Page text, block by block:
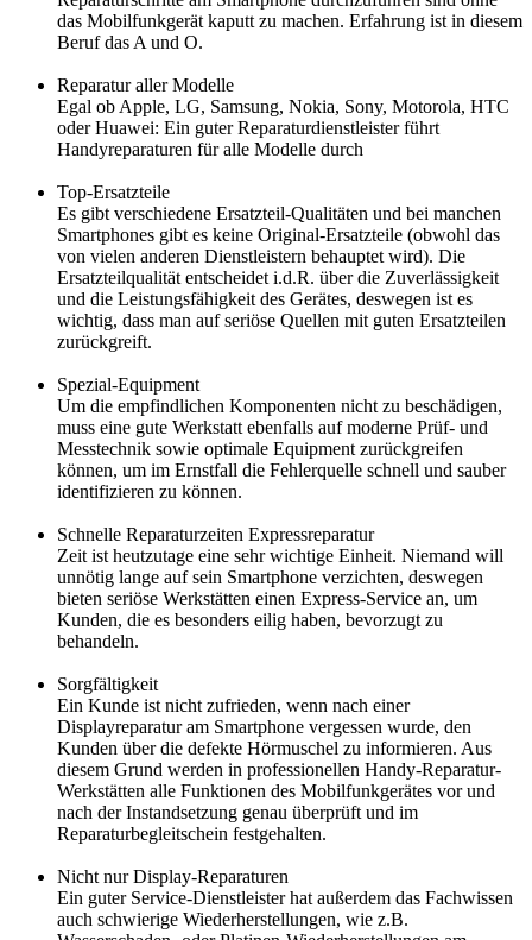
das Mobilfunkgerät kaputt zu machen. Erfahrung ist in diesem
Beruf das A und O.
Reparatur aller Modelle
Egal ob Apple, LG, Samsung, Nokia, Sony, Motorola, HTC
oder Huawei: Ein guter Reparaturdienstleister führt
Handyreparaturen für alle Modelle durch
Top-Ersatzteile
Es gibt verschiedene Ersatzteil-Qualitäten und bei manchen
Smartphones gibt es keine Original-Ersatzteile (obwohl das
von vielen anderen Dienstleistern behauptet wird). Die
Ersatzteilqualität entscheidet i.d.R. über die Zuverlässigkeit
und die Leistungsfähigkeit des Gerätes, deswegen ist es
wichtig, dass man auf seriöse Quellen mit guten Ersatzteilen
zurückgreift.
Spezial-Equipment
Um die empfindlichen Komponenten nicht zu beschädigen,
muss eine gute Werkstatt ebenfalls auf moderne Prüf- und
Messtechnik sowie optimale Equipment zurückgreifen
können, um im Ernstfall die Fehlerquelle schnell und sauber
identifizieren zu können.
Schnelle Reparaturzeiten Expressreparatur
Zeit ist heutzutage eine sehr wichtige Einheit. Niemand will
unnötig lange auf sein Smartphone verzichten, deswegen
bieten seriöse Werkstätten einen Express-Service an, um
Kunden, die es besonders eilig haben, bevorzugt zu
behandeln.
Sorgfältigkeit
Ein Kunde ist nicht zufrieden, wenn nach einer
Displayreparatur am Smartphone vergessen wurde, den
Kunden über die defekte Hörmuschel zu informieren. Aus
diesem Grund werden in professionellen Handy-Reparatur-
Werkstätten alle Funktionen des Mobilfunkgerätes vor und
nach der Instandsetzung genau überprüft und im
Reparaturbegleitschein festgehalten.
Nicht nur Display-Reparaturen
Ein guter Service-Dienstleister hat außerdem das Fachwissen
auch schwierige Wiederherstellungen, wie z.B.